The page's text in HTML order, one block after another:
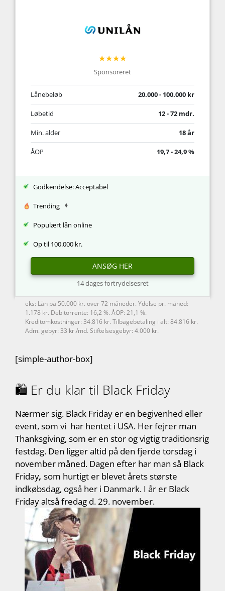
★★★★
Sponsoreret
Lånebeløb 20.000 - 100.000 kr
Løbetid 12 - 72 mdr.
Min. alder 18 år
ÅOP 19,7 - 24,9 %
Godkendelse: Acceptabel
Trending
Populært lån online
Op til 100.000 kr.
ANSØG HER
14 dages fortrydelsesret
eks: Lån på 50.000 kr. over 72 måneder. Ydelse pr. måned:
1.178 kr. Debitorrente: 16,2 %. ÅOP: 21,1 %.
Kreditomkostninger: 34.816 kr. Tilbagebetaling i alt: 84.816 kr.
Adm. gebyr: 33 kr./md. Stiftelsesgebyr: 4.000 kr.
[simple-author-box]
🛍️ Er du klar til Black Friday
Nærmer sig. Black Friday er en begivenhed eller
event, som vi har hentet i USA. Her fejrer man
Thanksgiving, som er en stor og vigtig traditionsrig
festdag. Den ligger altid på den fjerde torsdag i
november måned. Dagen efter har man så Black
Friday, som hurtigt er blevet årets største
indkøbsdag, også her i Danmark. I år er Black
Friday altså fredag d. 29. november.